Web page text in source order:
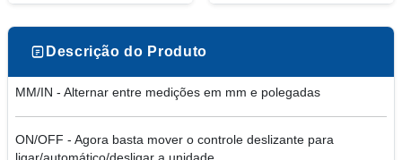
Descrição do Produto
MM/IN - Alternar entre medições em mm e polegadas
ON/OFF - Agora basta mover o controle deslizante para